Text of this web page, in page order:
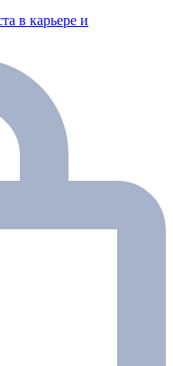
в карьере и